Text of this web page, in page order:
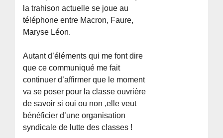
la trahison actuelle se joue au
téléphone entre Macron, Faure,
Maryse Léon.
Autant d’éléments qui me font dire
que ce communiqué me fait
continuer d’affirmer que le moment
va se poser pour la classe ouvrière
de savoir si oui ou non ,elle veut
bénéficier d’une organisation
syndicale de lutte des classes !